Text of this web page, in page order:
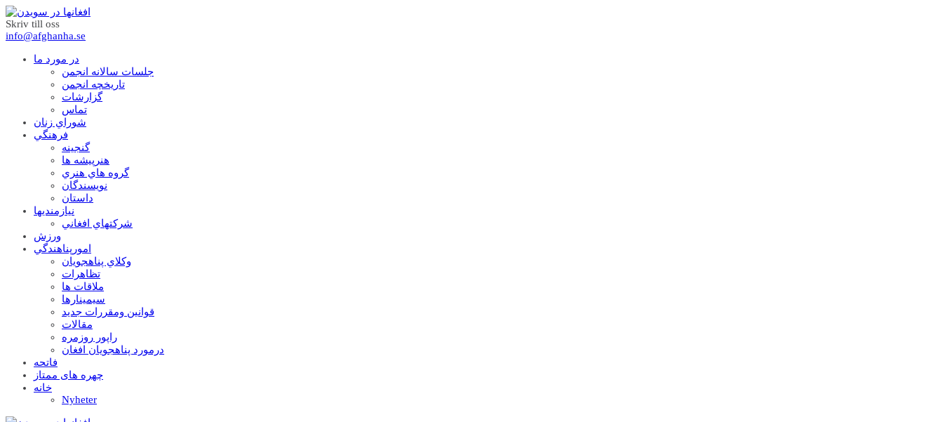
Skriv till oss
info@afghanha.se
در مورد ما
جلسات سالانه انجمن
تاریخچه انجمن
گزارشات
تماس
شوراي زنان
فرهنگي
گنجينه
هنرپيشه ها
گروه هاي هنري
نويسندگان
داستان
نيازمنديها
شرکتهاي افغاني
ورزش
امورپناهندگي
وکلاي پناهجويان
تظاهرات
ملاقات ها
سيمينارها
قوانين ومقررات جديد
مقالات
راپور روزمره
درمورد پناهجويان افغان
فاتحه
چهره های ممتاز
خانه
Nyheter